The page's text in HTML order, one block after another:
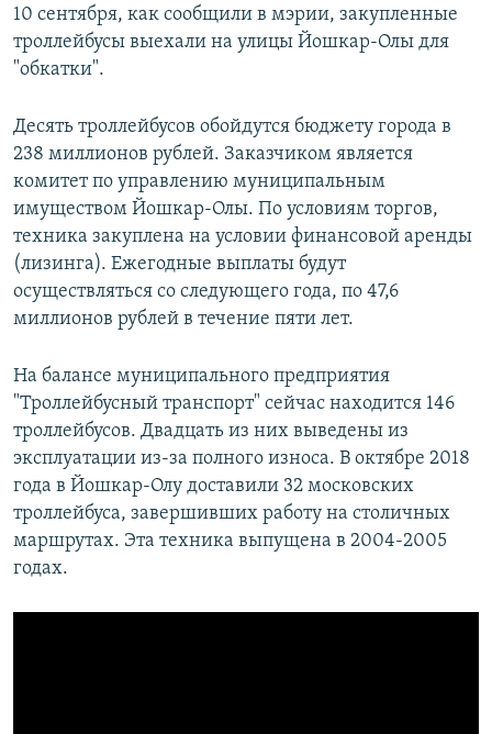
10 сентября, как сообщили в мэрии, закупленные
троллейбусы выехали на улицы Йошкар-Олы для
"обкатки".
Десять троллейбусов обойдутся бюджету города в
238 миллионов рублей. Заказчиком является
комитет по управлению муниципальным
имуществом Йошкар-Олы. По условиям торгов,
техника закуплена на условии финансовой аренды
(лизинга). Ежегодные выплаты будут
осуществляться со следующего года, по 47,6
миллионов рублей в течение пяти лет.
На балансе муниципального предприятия
"Троллейбусный транспорт" сейчас находится 146
троллейбусов. Двадцать из них выведены из
эксплуатации из-за полного износа. В октябре 2018
года в Йошкар-Олу доставили 32 московских
троллейбуса, завершивших работу на столичных
маршрутах. Эта техника выпущена в 2004-2005
годах.